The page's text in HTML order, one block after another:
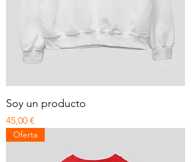
Soy un producto
Precio
45,00 €
Oferta